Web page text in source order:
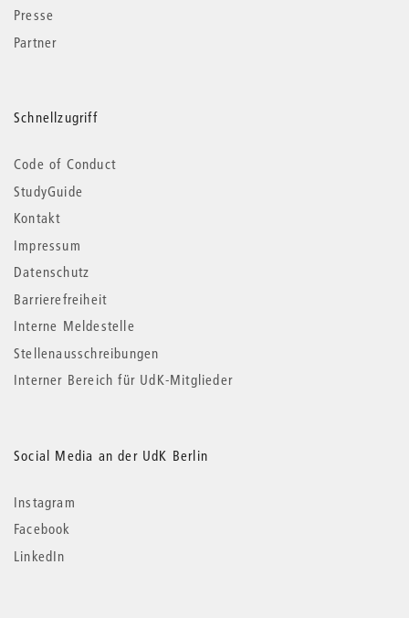
Presse
Partner
Schnellzugriff
Code of Conduct
StudyGuide
Kontakt
Impressum
Datenschutz
Barrierefreiheit
Interne Meldestelle
Stellenausschreibungen
Interner Bereich für UdK-Mitglieder
Social Media an der UdK Berlin
Instagram
Facebook
LinkedIn